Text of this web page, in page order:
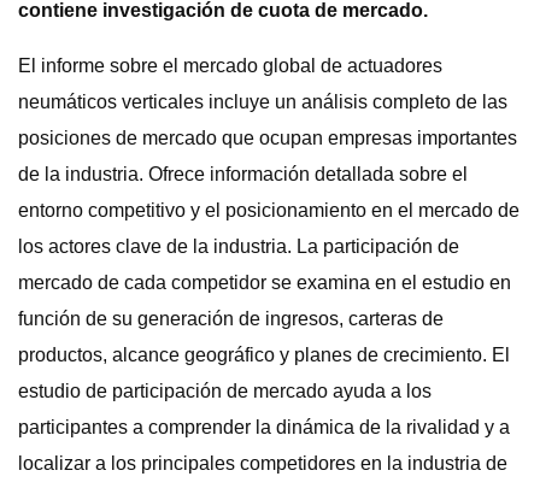
contiene investigación de cuota de mercado.
El informe sobre el mercado global de actuadores
neumáticos verticales incluye un análisis completo de las
posiciones de mercado que ocupan empresas importantes
de la industria. Ofrece información detallada sobre el
entorno competitivo y el posicionamiento en el mercado de
los actores clave de la industria. La participación de
mercado de cada competidor se examina en el estudio en
función de su generación de ingresos, carteras de
productos, alcance geográfico y planes de crecimiento. El
estudio de participación de mercado ayuda a los
participantes a comprender la dinámica de la rivalidad y a
localizar a los principales competidores en la industria de